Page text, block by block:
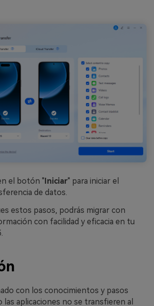
el botón "Iniciar" para iniciar el
de datos.
estos pasos, podrás migrar con
con facilidad y eficacia en tu
con los conocimientos y pasos
las aplicaciones no se transfieren al